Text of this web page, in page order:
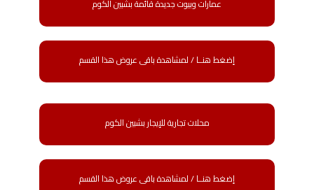
عمارات وبيوت جديدة قائمة بشبين الكوم
إضغط هنــا / لمشاهدة باقى عروض هذا القسم
محلات تجارية للإيجار بشبين الكوم
إضغط هنــا / لمشاهدة باقى عروض هذا القسم